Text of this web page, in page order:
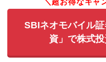
＼超お得なキャ
SBIネオモバイル
資」で株式